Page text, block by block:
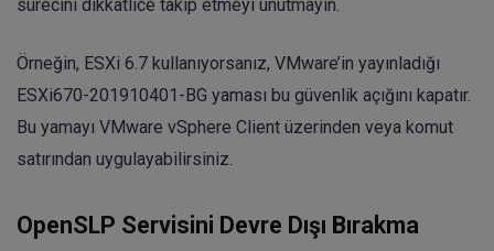
sürecini dikkatlice takip etmeyi unutmayın.
Örneğin, ESXi 6.7 kullanıyorsanız, VMware’in yayınladığı
ESXi670-201910401-BG yaması bu güvenlik açığını kapatır.
Bu yamayı VMware vSphere Client üzerinden veya komut
satırından uygulayabilirsiniz.
OpenSLP Servisini Devre Dışı Bırakma